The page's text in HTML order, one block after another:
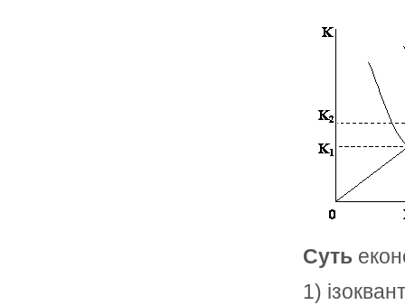
Суть
1)